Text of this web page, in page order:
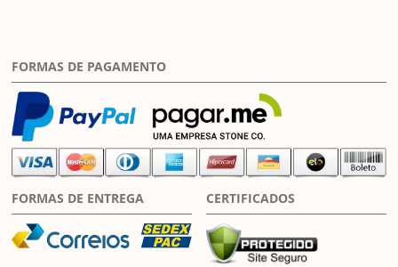
FORMAS DE PAGAMENTO
FORMAS DE ENTREGA CERTIFICADOS